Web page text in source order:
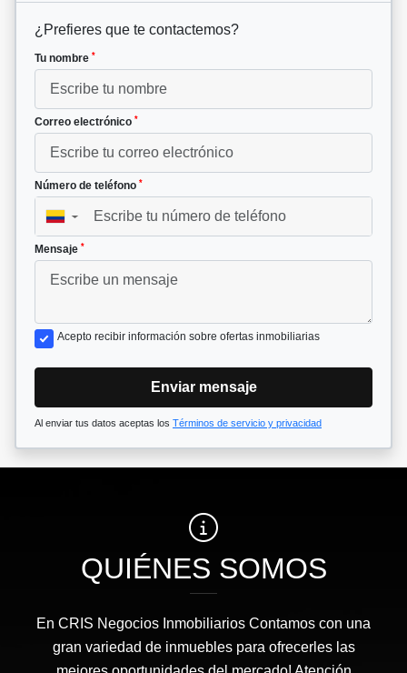
¿Prefieres que te contactemos?
Tu nombre *
Correo electrónico *
Número de teléfono *
▼
Mensaje *
Acepto recibir información sobre ofertas inmobiliarias
Enviar mensaje
Al enviar tus datos aceptas los Términos de servicio y privacidad
QUIÉNES SOMOS
En CRIS Negocios Inmobiliarios Contamos con una
gran variedad de inmuebles para ofrecerles las